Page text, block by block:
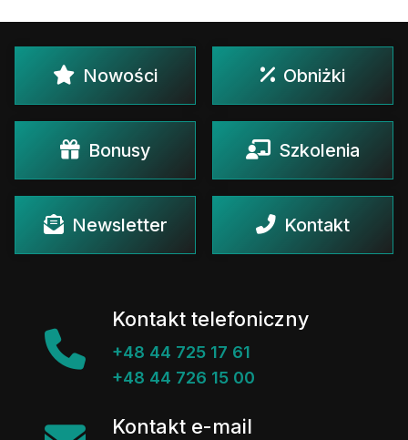
Nowości Obniżki
Bonusy Szkolenia
Newsletter Kontakt
Kontakt telefoniczny
+48 44 725 17 61
+48 44 726 15 00
Kontakt e-mail